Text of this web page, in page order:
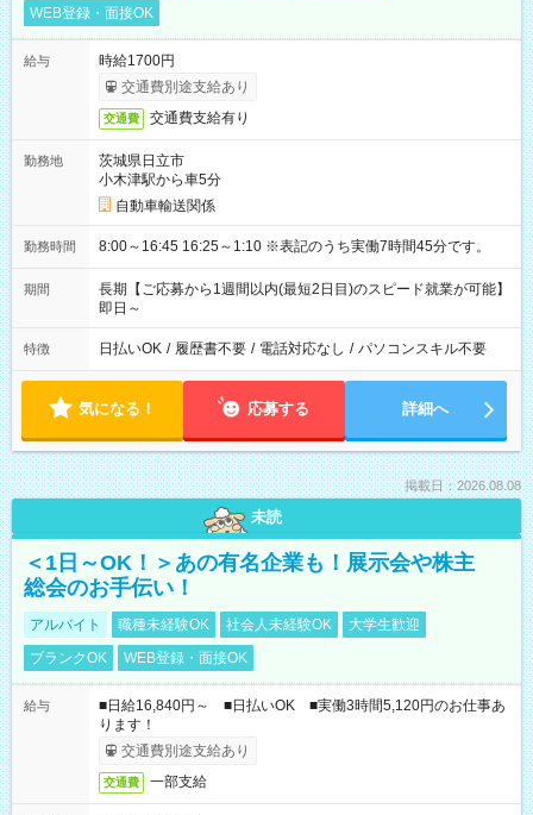
WEB登録・面接OK
給与
時給1700円
交通費別途支給あり
交通費 交通費支給有り
勤務地
茨城県日立市
小木津駅から車5分
自動車輸送関係
勤務時間 8:00～16:45 16:25～1:10 ※表記のうち実働7時間45分です。
期間
長期【ご応募から1週間以内(最短2日目)のスピード就業が可能】
即日～
特徴 日払いOK / 履歴書不要 / 電話対応なし / パソコンスキル不要
気になる！ 応募する 詳細へ
掲載日：2026.08.08
未読
＜1日～OK！＞あの有名企業も！展示会や株主
総会のお手伝い！
アルバイト 職種未経験OK 社会人未経験OK
大学生歓迎
ブランクOK
WEB登録・面接OK
給与
■日給16,840円～ ■日払いOK ■実働3時間5,120円のお仕事あ
ります！
交通費別途支給あり
交通費 一部支給